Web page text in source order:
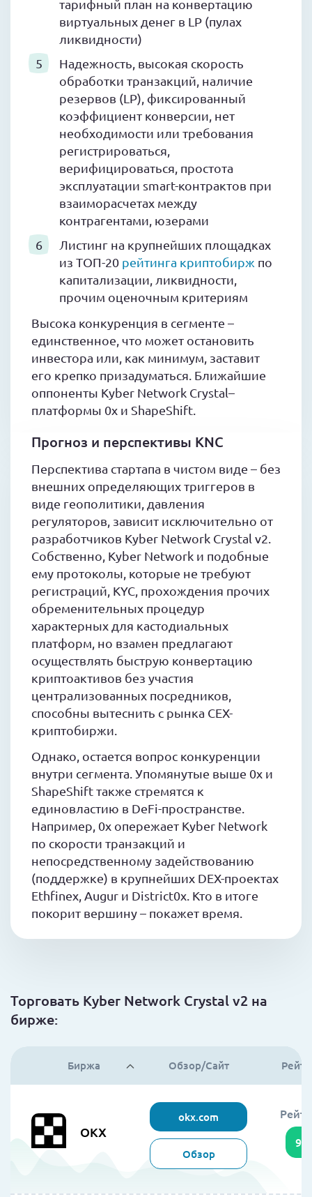
тарифный план на конвертацию
виртуальных денег в LP (пулах
ликвидности)
Надежность, высокая скорость
обработки транзакций, наличие
резервов (LP), фиксированный
коэффициент конверсии, нет
необходимости или требования
регистрироваться,
верифицироваться, простота
эксплуатации smart-контрактов при
взаиморасчетах между
контрагентами, юзерами
Листинг на крупнейших площадках
из ТОП-20 рейтинга криптобирж по
капитализации, ликвидности,
прочим оценочным критериям
Высока конкуренция в сегменте –
единственное, что может остановить
инвестора или, как минимум, заставит
его крепко призадуматься. Ближайшие
оппоненты Kyber Network Crystal–
платформы 0x и ShapeShift.
Прогноз и перспективы KNC
Перспектива стартапа в чистом виде – без
внешних определяющих триггеров в
виде геополитики, давления
регуляторов, зависит исключительно от
разработчиков Kyber Network Crystal v2.
Собственно, Kyber Network и подобные
ему протоколы, которые не требуют
регистраций, KYC, прохождения прочих
обременительных процедур
характерных для кастодиальных
платформ, но взамен предлагают
осуществлять быструю конвертацию
криптоактивов без участия
централизованных посредников,
способны вытеснить с рынка CEX-
криптобиржи.
Однако, остается вопрос конкуренции
внутри сегмента. Упомянутые выше 0x и
ShapeShift также стремятся к
единовластию в DeFi-пространстве.
Например, 0x опережает Kyber Network
по скорости транзакций и
непосредственному задействованию
(поддержке) в крупнейших DEX-проектах
Ethfinex, Augur и District0x. Кто в итоге
покорит вершину – покажет время.
Торговать Kyber Network Crystal v2 на
бирже:
Биржа Обзор/Сайт
OKX
okx.com
Обзор
95